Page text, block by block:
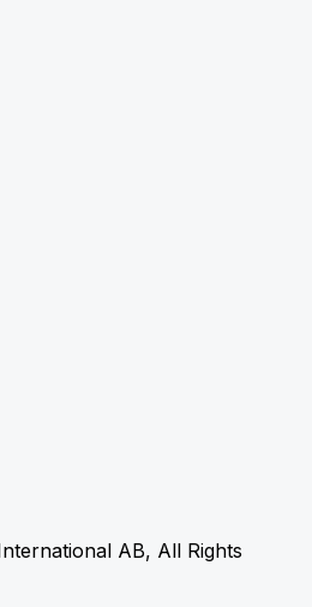
AB, All Rights